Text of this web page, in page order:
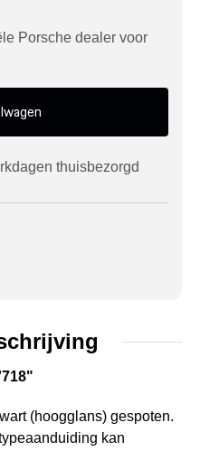
Porsche dealer voor
thuisbezorgd
(hoogglans) gespoten.
kan